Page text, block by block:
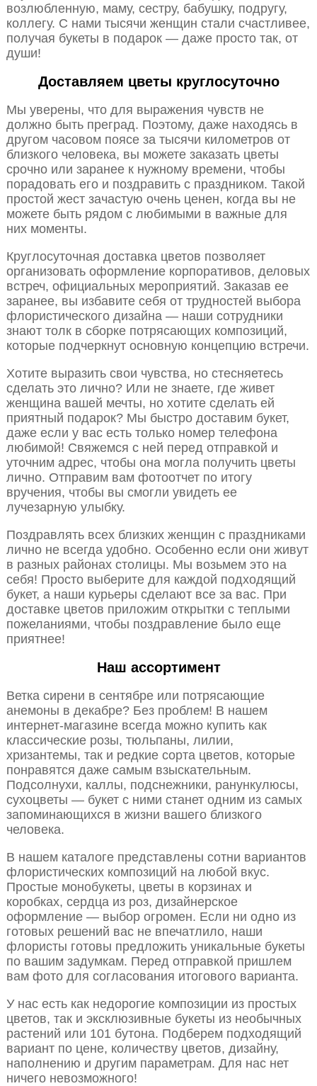
возлюбленную, маму, сестру, бабушку, подругу,
коллегу. С нами тысячи женщин стали счастливее,
получая букеты в подарок — даже просто так, от
души!
Доставляем цветы круглосуточно
Мы уверены, что для выражения чувств не
должно быть преград. Поэтому, даже находясь в
другом часовом поясе за тысячи километров от
близкого человека, вы можете заказать цветы
срочно или заранее к нужному времени, чтобы
порадовать его и поздравить с праздником. Такой
простой жест зачастую очень ценен, когда вы не
можете быть рядом с любимыми в важные для
них моменты.
Круглосуточная доставка цветов позволяет
организовать оформление корпоративов, деловых
встреч, официальных мероприятий. Заказав ее
заранее, вы избавите себя от трудностей выбора
флористического дизайна — наши сотрудники
знают толк в сборке потрясающих композиций,
которые подчеркнут основную концепцию встречи.
Хотите выразить свои чувства, но стесняетесь
сделать это лично? Или не знаете, где живет
женщина вашей мечты, но хотите сделать ей
приятный подарок? Мы быстро доставим букет,
даже если у вас есть только номер телефона
любимой! Свяжемся с ней перед отправкой и
уточним адрес, чтобы она могла получить цветы
лично. Отправим вам фотоотчет по итогу
вручения, чтобы вы смогли увидеть ее
лучезарную улыбку.
Поздравлять всех близких женщин с праздниками
лично не всегда удобно. Особенно если они живут
в разных районах столицы. Мы возьмем это на
себя! Просто выберите для каждой подходящий
букет, а наши курьеры сделают все за вас. При
доставке цветов приложим открытки с теплыми
пожеланиями, чтобы поздравление было еще
приятнее!
Наш ассортимент
Ветка сирени в сентябре или потрясающие
анемоны в декабре? Без проблем! В нашем
интернет-магазине всегда можно купить как
классические розы, тюльпаны, лилии,
хризантемы, так и редкие сорта цветов, которые
понравятся даже самым взыскательным.
Подсолнухи, каллы, подснежники, ранункулюсы,
сухоцветы — букет с ними станет одним из самых
запоминающихся в жизни вашего близкого
человека.
В нашем каталоге представлены сотни вариантов
флористических композиций на любой вкус.
Простые монобукеты, цветы в корзинах и
коробках, сердца из роз, дизайнерское
оформление — выбор огромен. Если ни одно из
готовых решений вас не впечатлило, наши
флористы готовы предложить уникальные букеты
по вашим задумкам. Перед отправкой пришлем
вам фото для согласования итогового варианта.
У нас есть как недорогие композиции из простых
цветов, так и эксклюзивные букеты из необычных
растений или 101 бутона. Подберем подходящий
вариант по цене, количеству цветов, дизайну,
наполнению и другим параметрам. Для нас нет
ничего невозможного!